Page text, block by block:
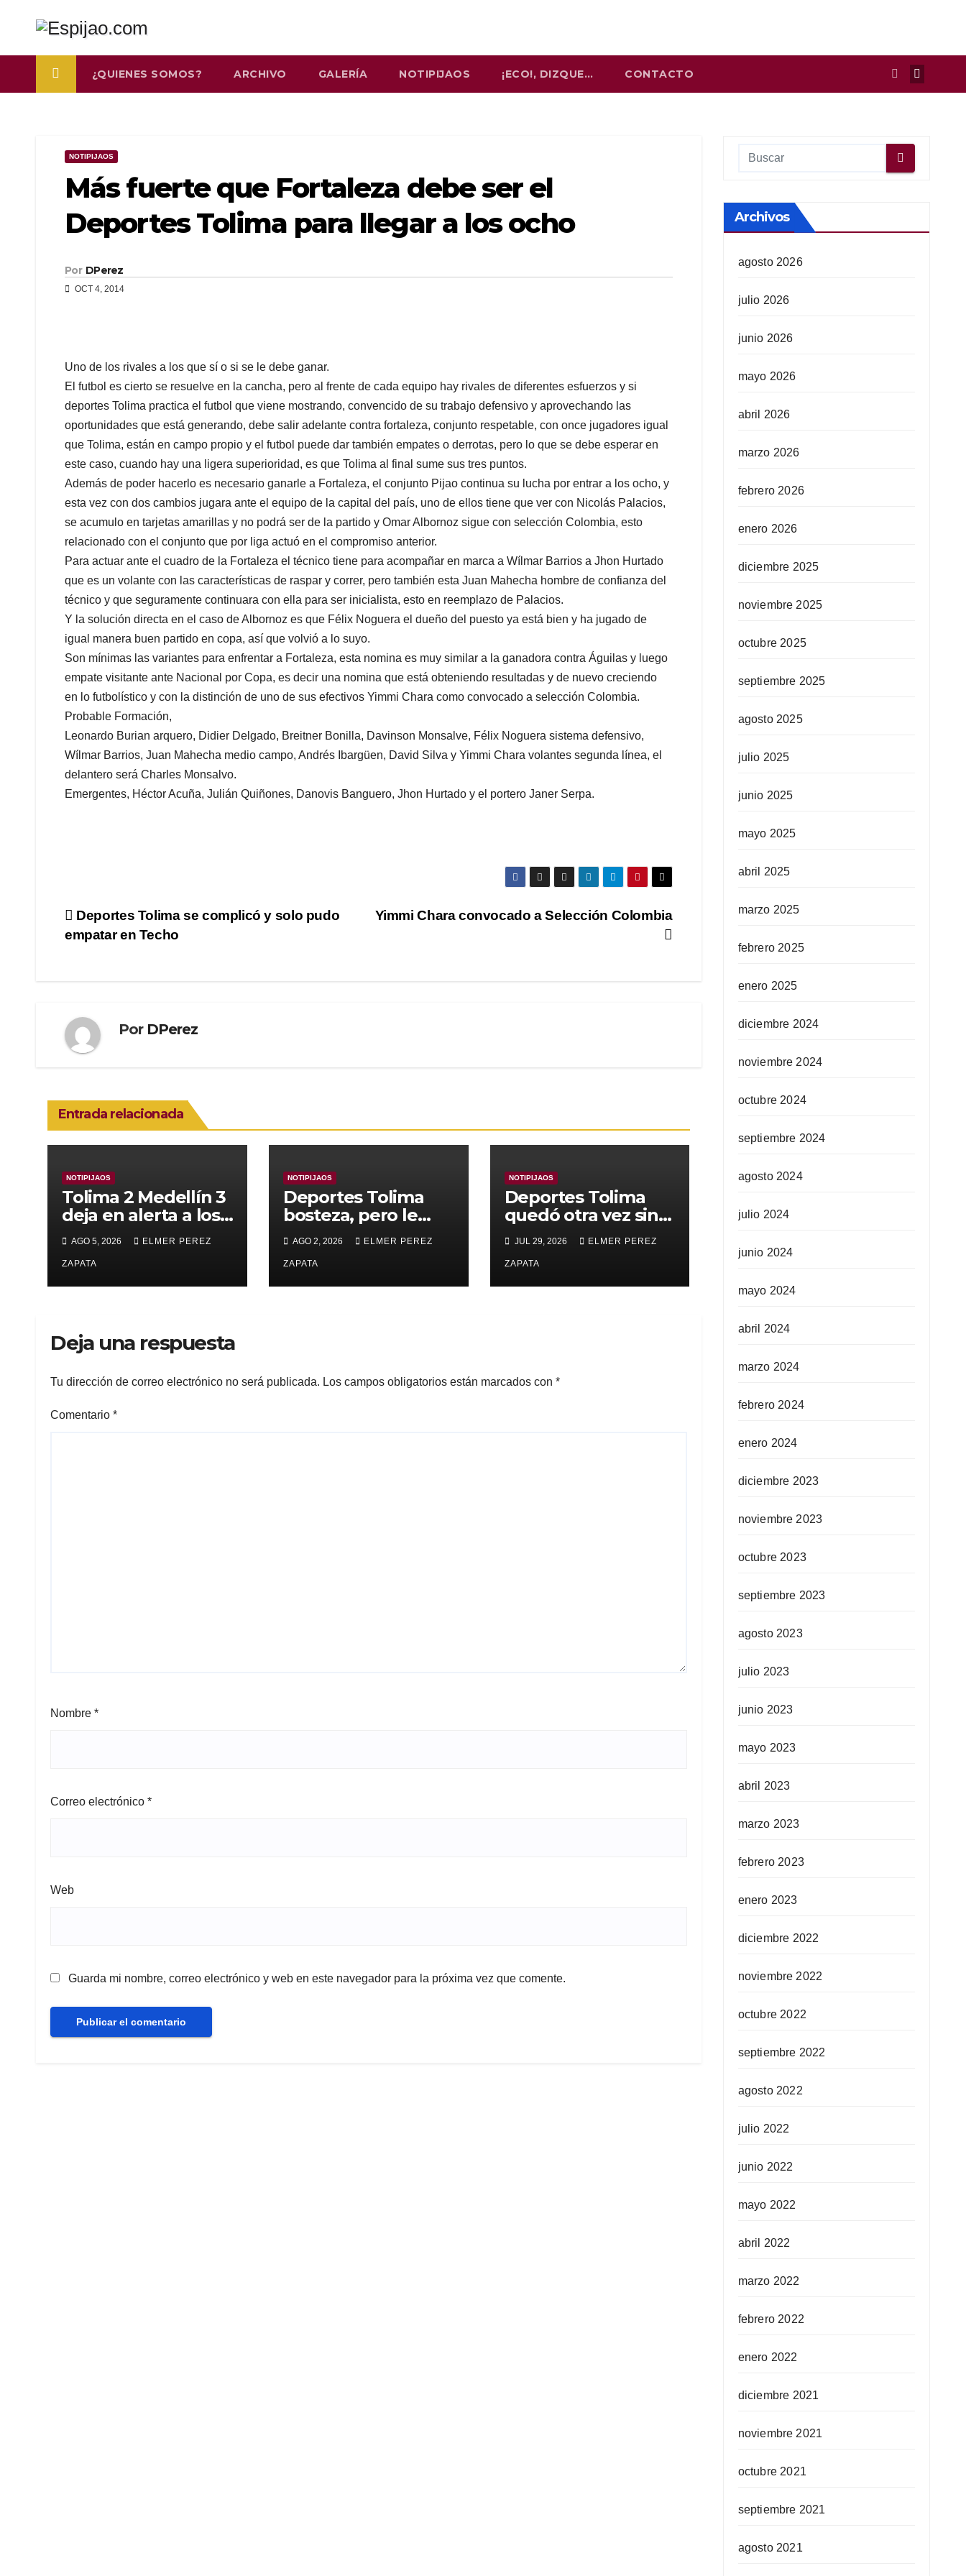
contenido
¿QUIENES SOMOS? ARCHIVO GALERÍA NOTIPIJAOS ¡ECO!, DIZQUE… CONTACTO
NOTIPIJAOS
Más fuerte que Fortaleza debe ser el
Deportes Tolima para llegar a los ocho
Por DPerez
OCT 4, 2014
Uno de los rivales a los que sí o si se le debe ganar.
El futbol es cierto se resuelve en la cancha, pero al frente de cada equipo hay rivales de diferentes esfuerzos y si
deportes Tolima practica el futbol que viene mostrando, convencido de su trabajo defensivo y aprovechando las
oportunidades que está generando, debe salir adelante contra fortaleza, conjunto respetable, con once jugadores igual
que Tolima, están en campo propio y el futbol puede dar también empates o derrotas, pero lo que se debe esperar en
este caso, cuando hay una ligera superioridad, es que Tolima al final sume sus tres puntos.
Además de poder hacerlo es necesario ganarle a Fortaleza, el conjunto Pijao continua su lucha por entrar a los ocho, y
esta vez con dos cambios jugara ante el equipo de la capital del país, uno de ellos tiene que ver con Nicolás Palacios,
se acumulo en tarjetas amarillas y no podrá ser de la partido y Omar Albornoz sigue con selección Colombia, esto
relacionado con el conjunto que por liga actuó en el compromiso anterior.
Para actuar ante el cuadro de la Fortaleza el técnico tiene para acompañar en marca a Wílmar Barrios a Jhon Hurtado
que es un volante con las características de raspar y correr, pero también esta Juan Mahecha hombre de confianza del
técnico y que seguramente continuara con ella para ser inicialista, esto en reemplazo de Palacios.
Y la solución directa en el caso de Albornoz es que Félix Noguera el dueño del puesto ya está bien y ha jugado de
igual manera buen partido en copa, así que volvió a lo suyo.
Son mínimas las variantes para enfrentar a Fortaleza, esta nomina es muy similar a la ganadora contra Águilas y luego
empate visitante ante Nacional por Copa, es decir una nomina que está obteniendo resultadas y de nuevo creciendo
en lo futbolístico y con la distinción de uno de sus efectivos Yimmi Chara como convocado a selección Colombia.
Probable Formación,
Leonardo Burian arquero, Didier Delgado, Breitner Bonilla, Davinson Monsalve, Félix Noguera sistema defensivo,
Wílmar Barrios, Juan Mahecha medio campo, Andrés Ibargüen, David Silva y Yimmi Chara volantes segunda línea, el
delantero será Charles Monsalvo.
Emergentes, Héctor Acuña, Julián Quiñones, Danovis Banguero, Jhon Hurtado y el portero Janer Serpa.
Navegación
de
Yimmi Chara convocado a Selección Colombia
Deportes Tolima se complicó y solo pudo
empatar en Techo
Por DPerez
Entrada relacionada
NOTIPIJAOS
Tolima 2 Medellín 3
deja en alerta a los
pijaos por su fútbol
irregular
AGO 5, 2026 ELMER PEREZ
ZAPATA
NOTIPIJAOS
Deportes Tolima
bosteza, pero le
alcanza para
superar a Alianza
Valledupar 2 A 1
AGO 2, 2026 ELMER PEREZ
ZAPATA
NOTIPIJAOS
Deportes Tolima
quedó otra vez sin
Copa
JUL 29, 2026 ELMER PEREZ
ZAPATA
Deja una respuesta
Tu dirección de correo electrónico no será publicada. Los campos obligatorios están marcados con *
Comentario *
Nombre *
Correo electrónico *
Web
Guarda mi nombre, correo electrónico y web en este navegador para la próxima vez que comente.
Archivos
agosto 2026
julio 2026
junio 2026
mayo 2026
abril 2026
marzo 2026
febrero 2026
enero 2026
diciembre 2025
noviembre 2025
octubre 2025
septiembre 2025
agosto 2025
julio 2025
junio 2025
mayo 2025
abril 2025
marzo 2025
febrero 2025
enero 2025
diciembre 2024
noviembre 2024
octubre 2024
septiembre 2024
agosto 2024
julio 2024
junio 2024
mayo 2024
abril 2024
marzo 2024
febrero 2024
enero 2024
diciembre 2023
noviembre 2023
octubre 2023
septiembre 2023
agosto 2023
julio 2023
junio 2023
mayo 2023
abril 2023
marzo 2023
febrero 2023
enero 2023
diciembre 2022
noviembre 2022
octubre 2022
septiembre 2022
agosto 2022
julio 2022
junio 2022
mayo 2022
abril 2022
marzo 2022
febrero 2022
enero 2022
diciembre 2021
noviembre 2021
octubre 2021
septiembre 2021
agosto 2021